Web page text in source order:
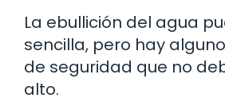
La ebullición del agua
sencilla, pero hay
de seguridad que no
alto.